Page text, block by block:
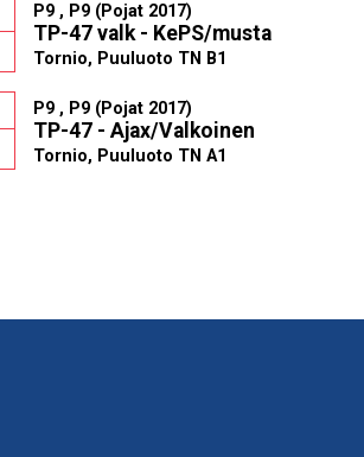
P9 , P9 (Pojat 2017)
TP-47 valk - KePS/musta
Tornio, Puuluoto TN B1
P9 , P9 (Pojat 2017)
TP-47 - Ajax/Valkoinen
Tornio, Puuluoto TN A1